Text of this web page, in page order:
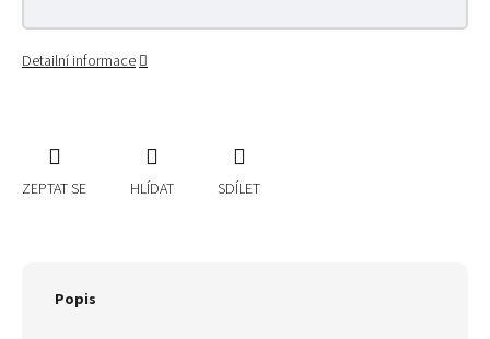
Detailní informace
ZEPTAT SE HLÍDAT SDÍLET
Popis